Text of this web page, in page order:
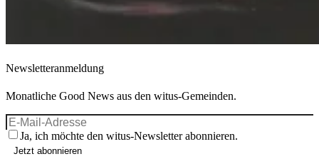
Newsletteranmeldung
Monatliche Good News aus den witus-Gemeinden.
Ja, ich möchte den witus-Newsletter abonnieren.
Jetzt abonnieren